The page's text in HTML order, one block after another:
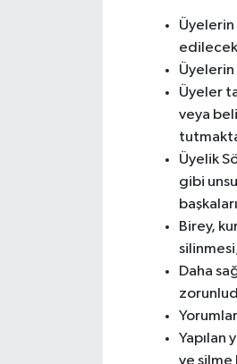
Üyelerin
Üyelerin
Üyeler
veya
Üyelik
gibi
Birey,
Daha
Yapılan
ve silme
Süper Lig Puan Durumu
Son Dakika Haberleri